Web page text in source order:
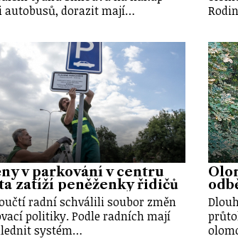
autobusů, dorazit mají…
v parkování v centru
zatíží peněženky řidičů
radní schválili soubor změn
politiky. Podle radních mají
systém…